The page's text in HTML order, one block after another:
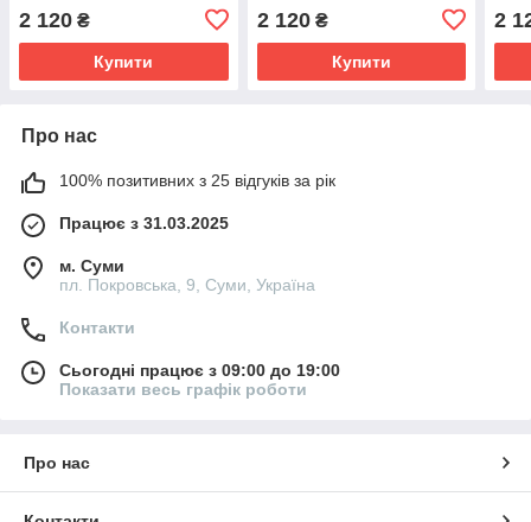
2 120 ₴
Купити
2 120₴
Купити
2
Про нас
100% позитивних з 25 відгуків за рік
Працює з 31.03.2025
м. Суми
пл. Покровська, 9, Суми, Україна
Контакти
Сьогодні працює з 09:00 до 19:00
Показати весь графік роботи
Про нас